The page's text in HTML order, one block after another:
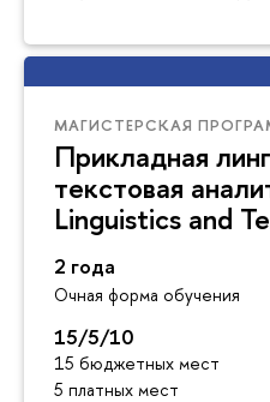
МАГИСТЕРСКАЯ
Прикладная
текстовая
Linguistics and
2 года
Очная форма обучения
15/5/10
15 бюджетных мест
5 платных мест